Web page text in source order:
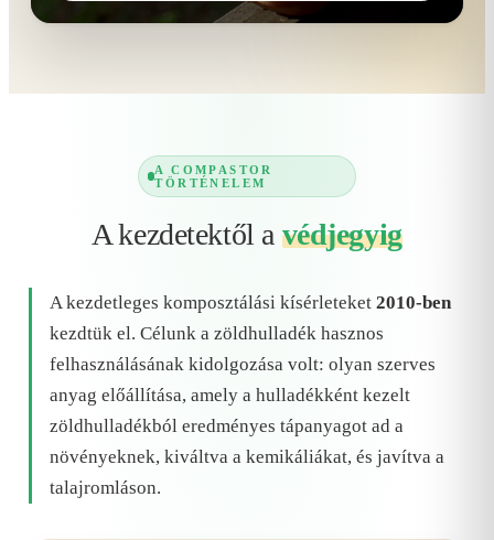
A COMPASTOR
TÖRTÉNELEM
A kezdetektől a védjegyig
A kezdetleges komposztálási kísérleteket 2010-ben
kezdtük el. Célunk a zöldhulladék hasznos
felhasználásának kidolgozása volt: olyan szerves
anyag előállítása, amely a hulladékként kezelt
zöldhulladékból eredményes tápanyagot ad a
növényeknek, kiváltva a kemikáliákat, és javítva a
talajromláson.